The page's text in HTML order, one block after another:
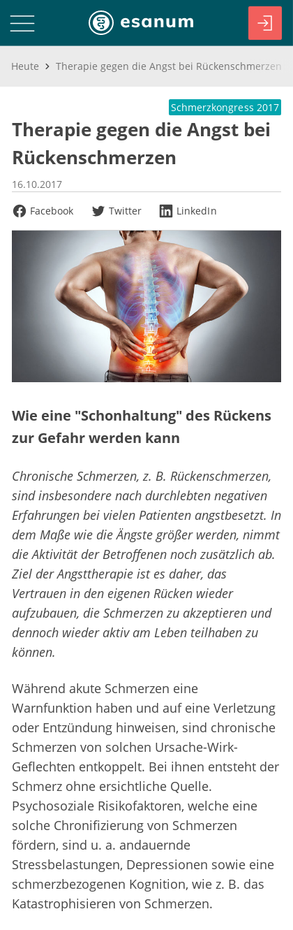
Heute Therapie gegen die Angst bei Rückenschmerzen
Schmerzkongress 2017
Therapie gegen die Angst bei
Rückenschmerzen
16.10.2017
Facebook
Twitter LinkedIn
Wie eine "Schonhaltung" des Rückens
zur Gefahr werden kann
Chronische Schmerzen, z. B. Rückenschmerzen,
sind insbesondere nach durchlebten negativen
Erfahrungen bei vielen Patienten angstbesetzt. In
dem Maße wie die Ängste größer werden, nimmt
die Aktivität der Betroffenen noch zusätzlich ab.
Ziel der Angsttherapie ist es daher, das
Vertrauen in den eigenen Rücken wieder
aufzubauen, die Schmerzen zu akzeptieren und
dennoch wieder aktiv am Leben teilhaben zu
können.
Während akute Schmerzen eine
Warnfunktion haben und auf eine Verletzung
oder Entzündung hinweisen, sind chronische
Schmerzen von solchen Ursache-Wirk-
Geflechten entkoppelt. Bei ihnen entsteht der
Schmerz ohne ersichtliche Quelle.
Psychosoziale Risikofaktoren, welche eine
solche Chronifizierung von Schmerzen
fördern, sind u. a. andauernde
Stressbelastungen, Depressionen sowie eine
schmerzbezogenen Kognition, wie z. B. das
Katastrophisieren von Schmerzen.